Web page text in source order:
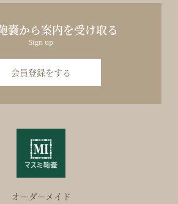
嚢から案内を受け取る
Sign up
会員登録をする
オーダーメイド